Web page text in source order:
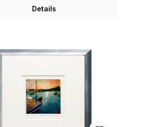
Details